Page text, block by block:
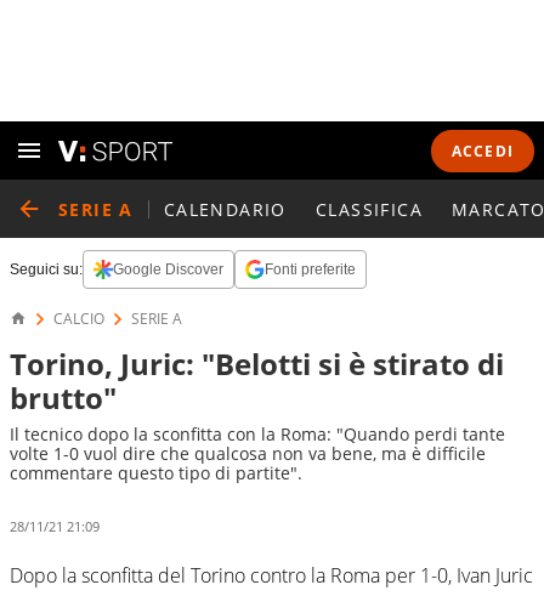
ACCEDI
SERIE A CALENDARIO CLASSIFICA
Seguici su: Google Discover Fonti preferite
CALCIO SERIE A
Torino, Juric: "Belotti si è stirato di
brutto"
Il tecnico dopo la sconfitta con la Roma: "Quando perdi tante
volte 1-0 vuol dire che qualcosa non va bene, ma è difficile
commentare questo tipo di partite".
28/11/21 21:09
Dopo la sconfitta del Torino contro la Roma per 1-0, Ivan Juric